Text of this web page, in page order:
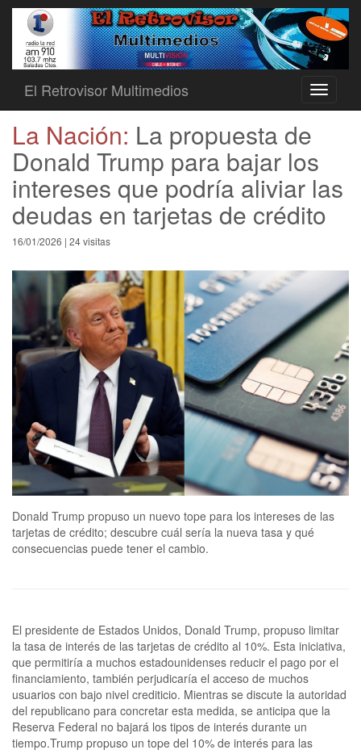
Toggle
El Retrovisor Multimedios
La Nación: La propuesta de
Donald Trump para bajar los
intereses que podría aliviar las
deudas en tarjetas de crédito
16/01/2026 | 24 visitas
Donald Trump propuso un nuevo tope para los intereses de las
tarjetas de crédito; descubre cuál sería la nueva tasa y qué
consecuencias puede tener el cambio.
El presidente de Estados Unidos, Donald Trump, propuso limitar
la tasa de interés de las tarjetas de crédito al 10%. Esta iniciativa,
que permitiría a muchos estadounidenses reducir el pago por el
financiamiento, también perjudicaría el acceso de muchos
usuarios con bajo nivel crediticio. Mientras se discute la autoridad
del republicano para concretar esta medida, se anticipa que la
Reserva Federal no bajará los tipos de interés durante un
tiempo.Trump propuso un tope del 10% de interés para las